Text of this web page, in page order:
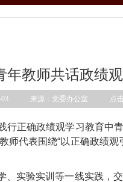
年教师共话政绩
03 来源：党委办公室 点击
行正确政绩观学习教育中
师代表围绕“以正确政绩
实验实训等一线实践，